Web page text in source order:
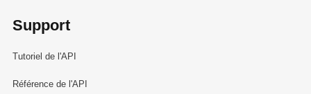
Support
Tutoriel de l'API
Référence de l'API